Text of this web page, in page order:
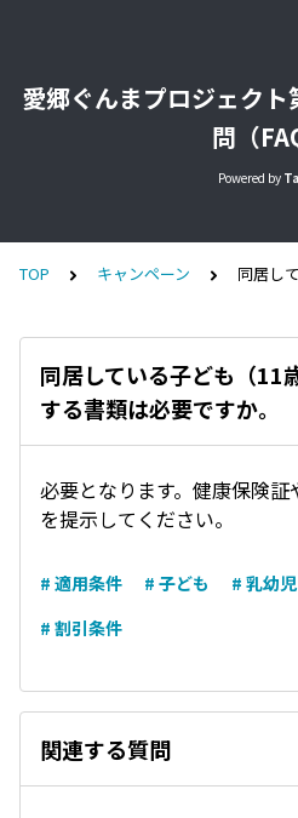
愛郷ぐんまプロジェク
問（
Powered by
TOP キャンペーン 同居し
同居している子ども（11
する書類は必要ですか。
必要となります。健康保険
を提示してください。
# 適用条件 # 子ども # 乳幼児
# 割引条件
関連する質問